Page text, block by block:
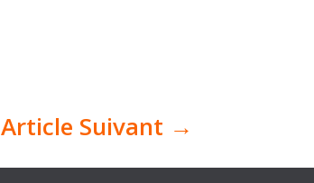
Article Suivant →